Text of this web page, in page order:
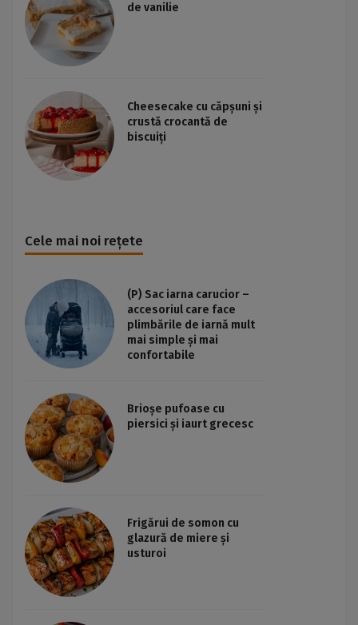
de vanilie
Cheesecake cu căpșuni și
crustă crocantă de
biscuiți
Cele mai noi rețete
(P) Sac iarna carucior –
accesoriul care face
plimbările de iarnă mult
mai simple și mai
confortabile
Brioșe pufoase cu
piersici și iaurt grecesc
Frigărui de somon cu
glazură de miere și
usturoi